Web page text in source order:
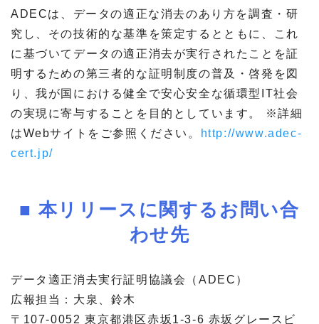
ADECは、データの適正な消去のあり方を調査・研
究し、その技術的な基準を策定するとともに、これ
に基づいてデータの適正消去が実行されたことを証
明するための第三者的な証明制度の普及・啓発を図
り、我が国における健全で安心安全な循環型IT社会
の実現に寄与することを目的としています。 ※詳細
はWebサイトをご参照ください。
http://www.adec-
cert.jp/
■ 本リリースに関するお問い合
わせ先
データ適正消去実行証明協議会（ADEC）
広報担当：大泉、鈴木
〒107-0052 東京都港区赤坂1-3-6 赤坂グレースビ